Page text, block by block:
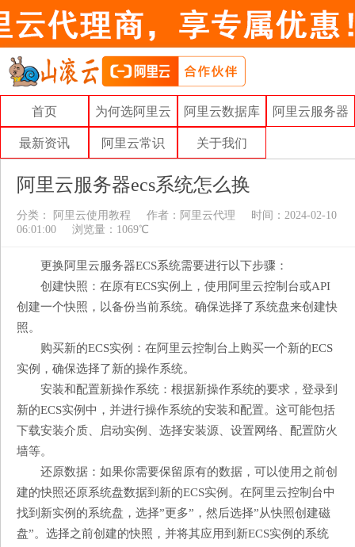
首页 为何选阿里云 阿里云数据库 阿里云服务器
最新资讯 阿里云常识 关于我们
阿里云服务器ecs系统怎么换
分类： 阿里云使用教程 作者： 阿里云代理
时间：2024-02-10
06:01:00
浏览量：1069℃
更换阿里云服务器ECS系统需要进行以下步骤：
创建快照：在原有ECS实例上，使用阿里云控制台或API
创建一个快照，以备份当前系统。确保选择了系统盘来创建快
照。
购买新的ECS实例：在阿里云控制台上购买一个新的ECS
实例，确保选择了新的操作系统。
安装和配置新操作系统：根据新操作系统的要求，登录到
新的ECS实例中，并进行操作系统的安装和配置。这可能包括
下载安装介质、启动实例、选择安装源、设置网络、配置防火
墙等。
还原数据：如果你需要保留原有的数据，可以使用之前创
建的快照还原系统盘数据到新的ECS实例。在阿里云控制台中
找到新实例的系统盘，选择”更多”，然后选择”从快照创建磁
盘”。选择之前创建的快照，并将其应用到新ECS实例的系统